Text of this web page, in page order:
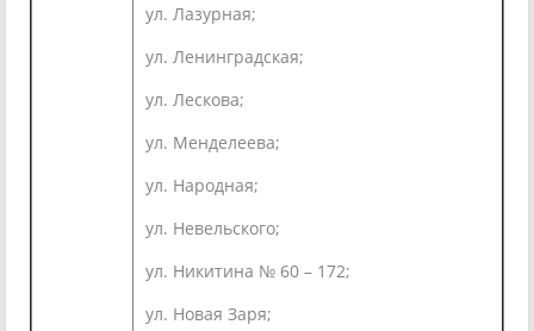
ул. Лазурная;
ул. Ленинградская;
ул. Лескова;
ул. Менделеева;
ул. Народная;
ул. Невельского;
ул. Никитина № 60 – 172;
ул. Новая Заря;